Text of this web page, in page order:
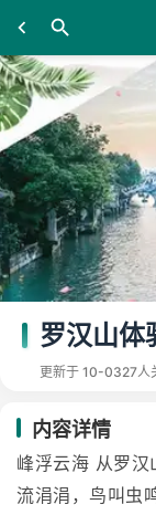
罗汉山体
更新于 10-0327人
内容详情
峰浮云海 从罗汉
流涓涓，鸟叫虫